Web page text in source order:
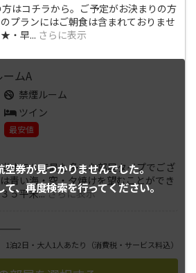
はコチラから。ご予定がお決まりの方
プランにはご朝食は含まれておりませ
★・早... さらに表示
空券が見つかりませんでした。
て、再度検索を行ってください。
ムA
禁煙ルーム
ツイン
最安値
ホテルで最も多いお部屋タイプでござ
青い海・空・夕焼けを望むことができ
５平米...さらに表示
1泊2日・大人1人あたり （消費税・サービス料込）